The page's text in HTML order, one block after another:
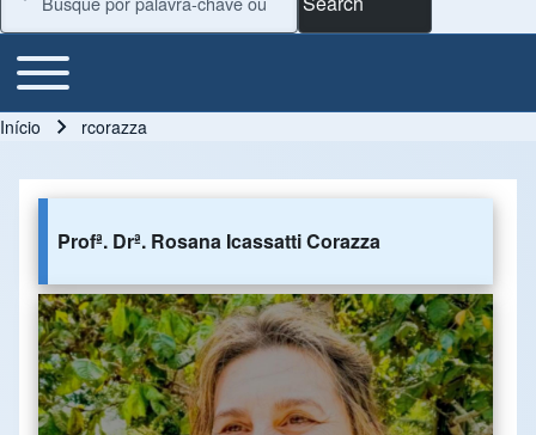
Main Menu
Toggle main menu
Início rcorazza
Profª. Drª. Rosana Icassatti Corazza